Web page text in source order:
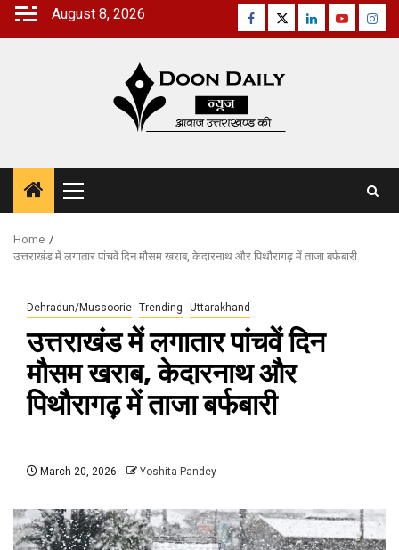
Skip
August 8, 2026 Facebook
TwitterLinkedinYoutube
Primary
Menu
Home
उत्तराखंड में लगातार पांचवें दिन मौसम खराब, केदारनाथ और पिथौरागढ़ में ताजा बर्फबारी
Dehradun/Mussoorie Trending Uttarakhand
उत्तराखंड में लगातार पांचवें दिन
मौसम खराब, केदारनाथ और
पिथौरागढ़ में ताजा बर्फबारी
March 20, 2026 Yoshita Pandey